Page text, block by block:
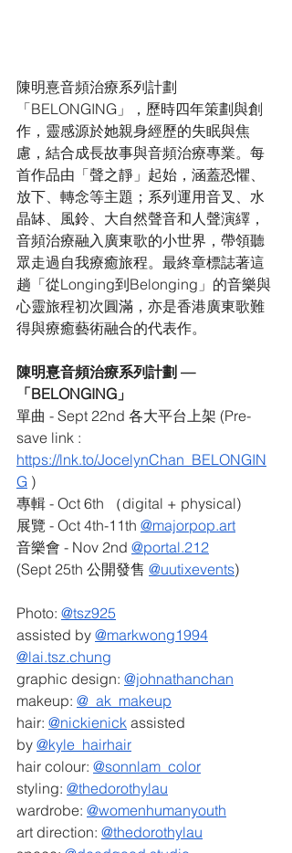
陳明憙音頻治療系列計劃
「BELONGING」，歷時四年策劃與創
作，靈感源於她親身經歷的失眠與焦
慮，結合成長故事與音頻治療專業。每
首作品由「聲之靜」起始，涵蓋恐懼、
放下、轉念等主題；系列運用音叉、水
晶缽、風鈴、大自然聲音和人聲演繹，
音頻治療融入廣東歌的小世界，帶領聽
眾走過自我療癒旅程。最終章標誌著這
趟「從Longing到Belonging」的音樂與
心靈旅程初次圓滿，亦是香港廣東歌難
得與療癒藝術融合的代表作。
陳明憙音頻治療系列計劃 —
「BELONGING」
單曲 - Sept 22nd 各大平台上架 (Pre-
save link :
https://lnk.to/JocelynChan_BELONGIN
G )
專輯 - Oct 6th （digital + physical)
展覽 - Oct 4th-11th @majorpop.art
音樂會 - Nov 2nd @portal.212
(Sept 25th 公開發售 @uutixevents)
Photo: @tsz925
assisted by @markwong1994
@lai.tsz.chung
graphic design: @johnathanchan
makeup: @_ak_makeup
hair: @nickienick assisted
by @kyle_hairhair
hair colour: @sonnlam_color
styling: @thedorothylau
wardrobe: @womenhumanyouth
art direction: @thedorothylau